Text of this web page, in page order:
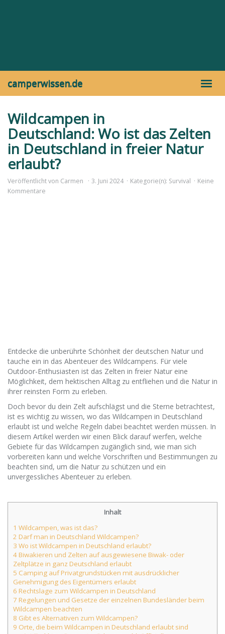
camperwissen.de
Wildcampen in
Deutschland: Wo ist das Zelten
in Deutschland in freier Natur
erlaubt?
Veröffentlicht von Carmen 3. Juni 2024 Kategorie(n): Survival
Keine
Kommentare
Entdecke die unberührte Schönheit der deutschen Natur und
tauche ein in das Abenteuer des Wildcampens. Für viele
Outdoor-Enthusiasten ist das Zelten in freier Natur eine
Möglichkeit, dem hektischen Alltag zu entfliehen und die Natur in
ihrer reinsten Form zu erleben.
Doch bevor du dein Zelt aufschlägst und die Sterne betrachtest,
ist es wichtig zu wissen, wo das Wildcampen in Deutschland
erlaubt ist und welche Regeln dabei beachtet werden müssen. In
diesem Artikel werden wir einen Blick darauf werfen, welche
Gebiete für das Wildcampen zugänglich sind, wie man sich
vorbereiten kann und welche Vorschriften und Bestimmungen zu
beachten sind, um die Natur zu schützen und ein
unvergessliches Abenteuer zu erleben.
Inhalt
1 Wildcampen, was ist das?
2 Darf man in Deutschland Wildcampen?
3 Wo ist Wildcampen in Deutschland erlaubt?
4 Biwakieren und Zelten auf ausgewiesene Biwak- oder
Zeltplätze in ganz Deutschland erlaubt
5 Camping auf Privatgrundstücken mit ausdrücklicher
Genehmigung des Eigentümers erlaubt
6 Rechtslage zum Wildcampen in Deutschland
7 Regelungen und Gesetze der einzelnen Bundesländer beim
Wildcampen beachten
8 Gibt es Alternativen zum Wildcampen?
9 Orte, die beim Wildcampen in Deutschland erlaubt sind